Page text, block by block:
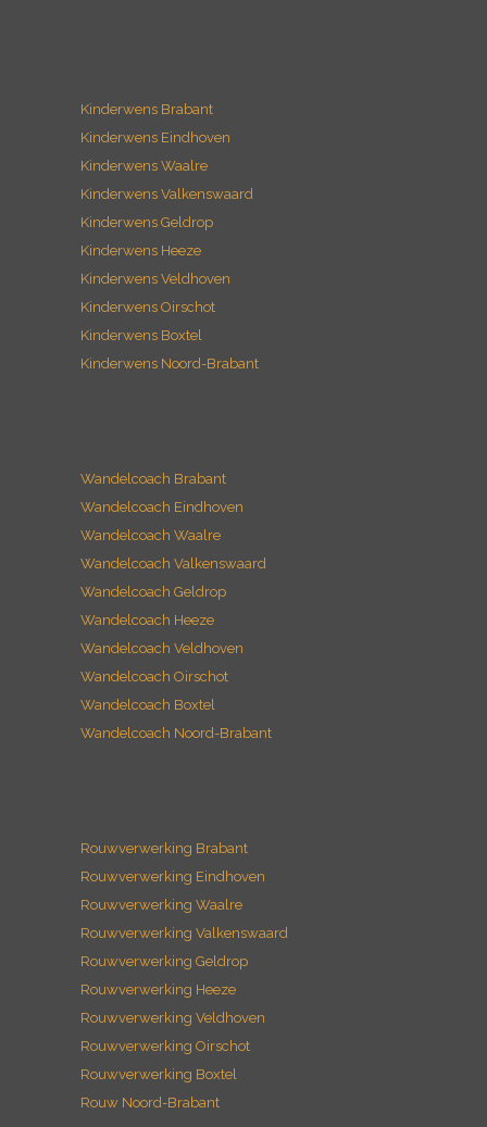
Kinderwens Valkenswaard
Kinderwens Geldrop
Kinderwens Heeze
Kinderwens Veldhoven
Kinderwens Oirschot
Kinderwens Boxtel
Kinderwens Noord-Brabant
Wandelcoach Valkenswaard
Wandelcoach Geldrop
Wandelcoach Heeze
Wandelcoach Veldhoven
Wandelcoach Oirschot
Wandelcoach Boxtel
Wandelcoach Noord-Brabant
Rouwverwerking Valkenswaard
Rouwverwerking Geldrop
Rouwverwerking Heeze
Rouwverwerking Veldhoven
Rouwverwerking Oirschot
Rouwverwerking Boxtel
Rouw Noord-Brabant